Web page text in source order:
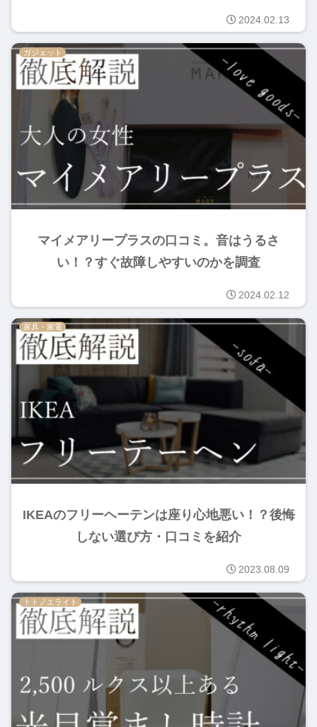
2024.02.13
ガジェット
マイメアリープラスの口コミ。音はうるさ
い！？すぐ故障しやすいのかを調査
2024.02.12
家具・家電
IKEAのフリーヘーテンは座り心地悪い！？後悔
しない選び方・口コミを紹介
2023.08.09
トトノエライト